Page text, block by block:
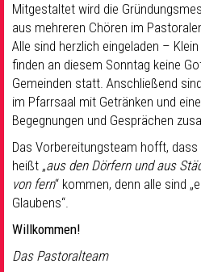
Mitgestaltet wird die
aus mehreren Chören im
Alle sind herzlich eingeladen –
finden an diesem Sonntag keine
Gemeinden statt. Anschließend
im Pfarrsaal mit Getränken und
Begegnungen und Gesprächen
Das Vorbereitungsteam hofft,
heißt „aus den Dörfern und aus
von fern“ kommen, denn alle sind
Glaubens“.
Willkommen!
Das Pastoralteam